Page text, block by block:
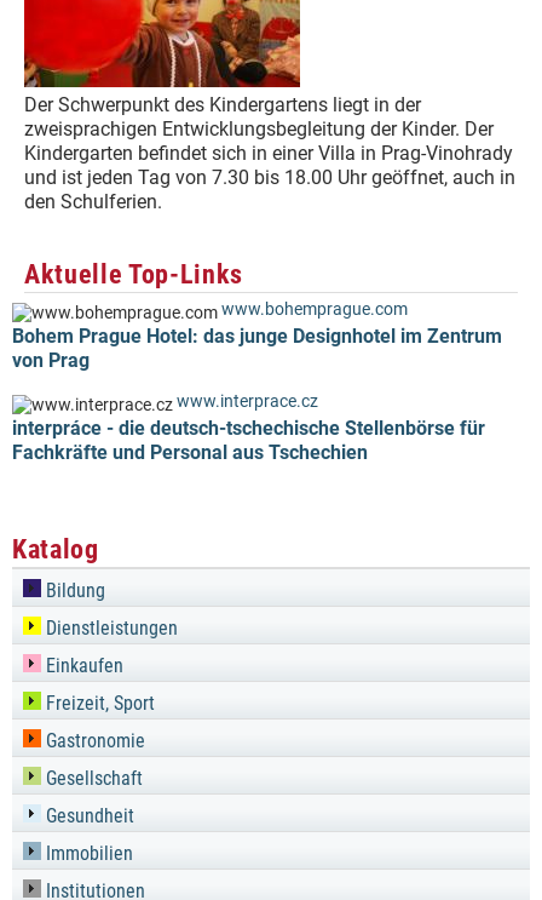
Der Schwerpunkt des Kindergartens liegt in der
zweisprachigen Entwicklungsbegleitung der Kinder. Der
Kindergarten befindet sich in einer Villa in Prag-Vinohrady
und ist jeden Tag von 7.30 bis 18.00 Uhr geöffnet, auch in
den Schulferien.
Aktuelle Top-Links
www.bohemprague.com
Bohem Prague Hotel: das junge Designhotel im Zentrum
von Prag
www.interprace.cz
interpráce - die deutsch-tschechische Stellenbörse für
Fachkräfte und Personal aus Tschechien
Katalog
Bildung
Dienstleistungen
Einkaufen
Freizeit, Sport
Gastronomie
Gesellschaft
Gesundheit
Immobilien
Institutionen